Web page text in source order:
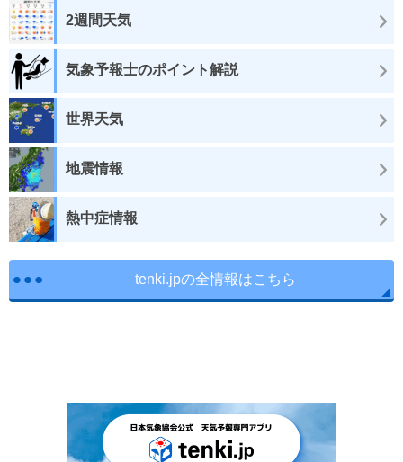
2週間天気
気象予報士のポイント解説
世界天気
地震情報
熱中症情報
tenki.jpの全情報はこちら